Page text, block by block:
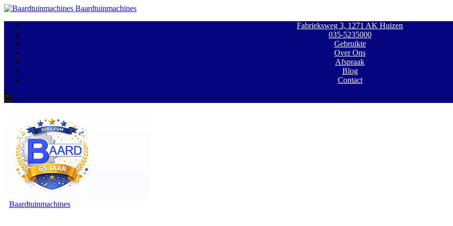
Baardtuinmachines
Fabrieksweg 3, 1271 AK Huizen
035-5235000
Gebruikte
Over Ons
Afspraak
Blog
Contact
Baardtuinmachines